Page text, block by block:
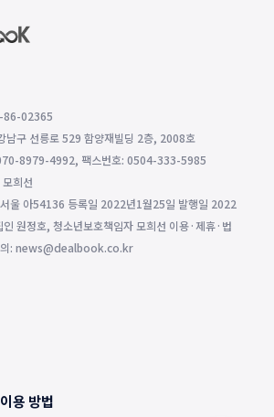
86-02365
남구 선릉로 529 함양재빌딩 2층, 2008호
8979-4992, 팩스번호: 0504-333-5985
희선
울 아54136 등록일 2022년1월25일 발행일 2022
원정호, 청소년보호책임자 모희선 이용·제휴·법
의: news@dealbook.co.kr
이용 방법